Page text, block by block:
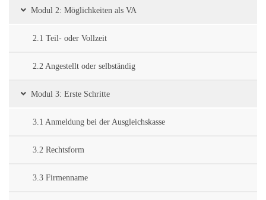
Modul 2: Möglichkeiten als VA
2.1 Teil- oder Vollzeit
2.2 Angestellt oder selbständig
Modul 3: Erste Schritte
3.1 Anmeldung bei der Ausgleichskasse
3.2 Rechtsform
3.3 Firmenname